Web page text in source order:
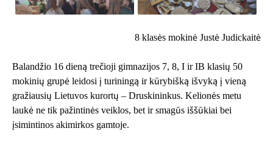
8 klasės mokinė Justė Judickaitė
Balandžio 16 dieną trečioji gimnazijos 7, 8, I ir IB klasių 50
mokinių grupė leidosi į turiningą ir kūrybišką išvyką į vieną
gražiausių Lietuvos kurortų – Druskininkus. Kelionės metu
laukė ne tik pažintinės veiklos, bet ir smagūs iššūkiai bei
įsimintinos akimirkos gamtoje.